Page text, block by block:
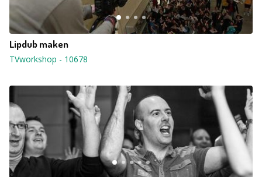
Lipdub maken
TVworkshop - 10678